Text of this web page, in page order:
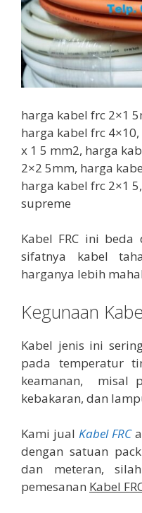
harga kabel frc 2×1
harga kabel frc
x 1 5 mm2, harga
2×2 5mm, harga
harga kabel frc 2×1
supreme
Kabel FRC ini beda
sifatnya kabel
harganya lebih
Kegunaan
Kabel jenis ini
pada temperatur
keamanan, misal
kebakaran, dan
Kami jual Kabel FRC
dengan satuan
dan meteran,
pemesanan Kabel